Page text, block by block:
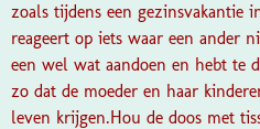
zoals tijdens een gezinsvakantie
reageert op iets waar een ander
een wel wat aandoen en hebt te
zo dat de moeder en haar
leven krijgen.Hou de doos met